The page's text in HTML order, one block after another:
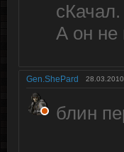
сКачал.
А он не
Gen.ShePard 28.03.2010
блин